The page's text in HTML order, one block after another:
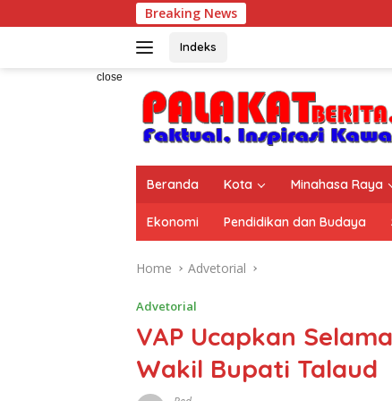
to
Breaking News
Indeks
close
Beranda Kota Minahasa Raya
Ekonomi Pendidikan dan Budaya
Home Advetorial
Advetorial
VAP Ucapkan
Wakil Bupati Talaud